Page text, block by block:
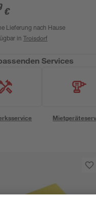
€
Lieferung nach Hause
in Troisdorf
Services